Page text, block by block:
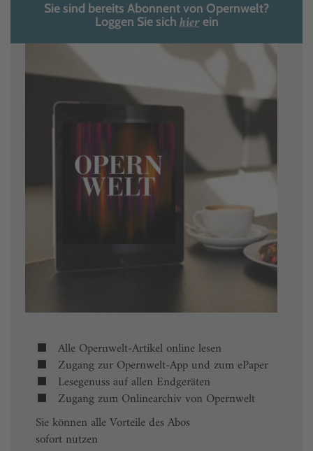
Sie sind bereits Abonnent von Opernwelt?
Loggen Sie sich hierein
Alle Opernwelt-Artikel online lesen
Zugang zur Opernwelt-App und zum ePaper
Lesegenuss auf allen Endgeräten
Zugang zum Onlinearchiv von Opernwelt
Sie können alle Vorteile des Abos
sofort nutzen